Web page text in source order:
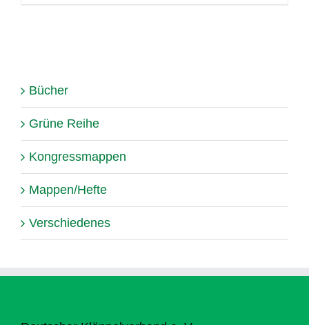
Bücher
Grüne Reihe
Kongressmappen
Mappen/Hefte
Verschiedenes